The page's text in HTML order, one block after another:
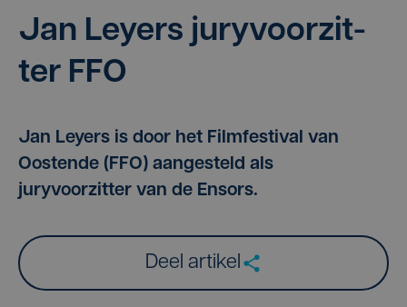
Jan Ley­ers jury­voor­zit­
ter FFO
Jan Leyers is door het Filmfestival van
Oostende (FFO) aangesteld als
juryvoorzitter van de Ensors.
Deel artikel